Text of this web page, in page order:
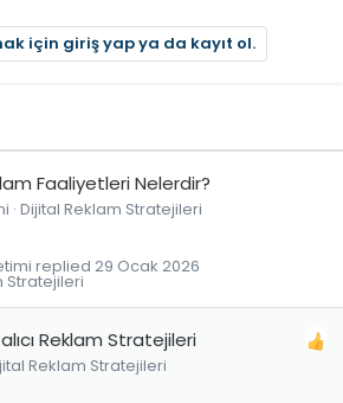
için giriş yap ya da kayıt ol.
Faaliyetleri Nelerdir?
Dijital Reklam Stratejileri
Stratejileri
29 Ocak 2026
Reklam Stratejileri
Reklam Stratejileri